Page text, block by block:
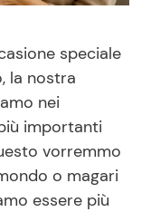
in TV
Facili e Veloci
speciale
la nostra
nei
importanti
vorremmo
o magari
essere più